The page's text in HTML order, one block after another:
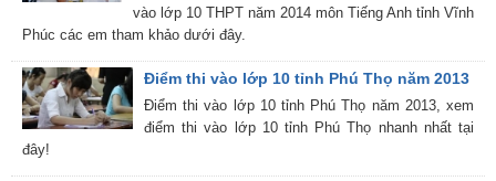
vào lớp 10 THPT năm 2014 môn Tiếng Anh tỉnh Vĩnh
Phúc các em tham khảo dưới đây.
Điểm thi vào lớp 10 tỉnh Phú Thọ năm 2013
Điểm thi vào lớp 10 tỉnh Phú Thọ năm 2013, xem
điểm thi vào lớp 10 tỉnh Phú Thọ nhanh nhất tại
đây!